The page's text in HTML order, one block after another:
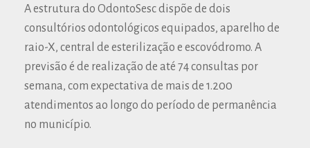
A estrutura do OdontoSesc dispõe de dois
consultórios odontológicos equipados, aparelho de
raio-X, central de esterilização e escovódromo. A
previsão é de realização de até 74 consultas por
semana, com expectativa de mais de 1.200
atendimentos ao longo do período de permanência
no município.